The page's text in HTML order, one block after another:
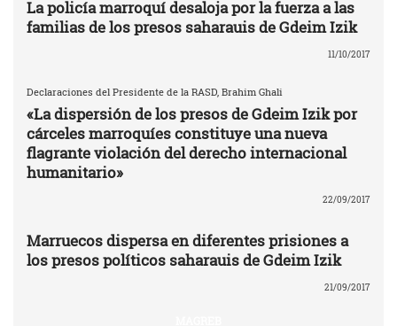
La policía marroquí desaloja por la fuerza a las
familias de los presos saharauis de Gdeim Izik
11/10/2017
Declaraciones del Presidente de la RASD, Brahim Ghali
«La dispersión de los presos de Gdeim Izik por
cárceles marroquíes constituye una nueva
flagrante violación del derecho internacional
humanitario»
22/09/2017
Marruecos dispersa en diferentes prisiones a
los presos políticos saharauis de Gdeim Izik
21/09/2017